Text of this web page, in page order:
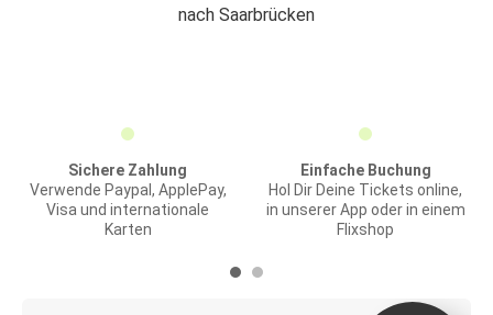
nach Saarbrücken
Sichere Zahlung
Verwende Paypal, ApplePay,
Visa und internationale
Karten
Einfache Buchung
Hol Dir Deine Tickets online,
in unserer App oder in einem
Flixshop